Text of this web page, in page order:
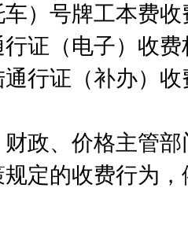
）号牌工本费
证（电子）收
行证（补办）
政、价格主管
定的收费行为